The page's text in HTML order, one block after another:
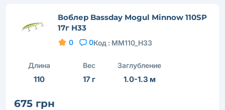
Воблер Bassday Mogul Minnow 110SP
17г H33
0 0Код : MM110_H33
Длина
110
Вес
17 г
Заглубление
1.0-1.3 м
675 грн